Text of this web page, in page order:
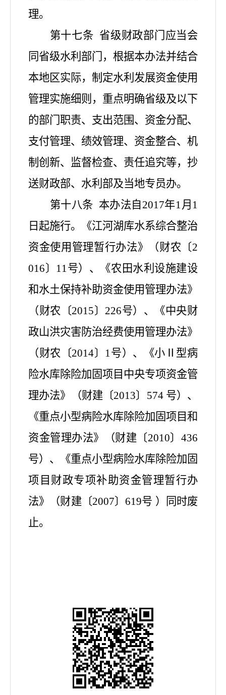
理。
第十七条 省级财政部门应当会
同省级水利部门，根据本办法并结合
本地区实际，制定水利发展资金使用
管理实施细则，重点明确省级及以下
的部门职责、 支出范围、 资金分配、
支付管理、 绩效管理、资金整合、机
制创新、监督检查、责任追究等，抄
送财政部、水利部及当地专员办。
第十八条 本办法自 2017年1月1
日起施行。《江河湖库水系综合整治
资金使用管理暂行办法》（财农〔2
016〕11号）、《农田水利设施建设
和水土保持补助资金使用管理办法》
（财农〔2015〕226号）、《中央财
政山洪灾害防治经费使用管理办法》
（财农〔2014〕1号）、
《小 Ⅱ型病
险水库除险加固项目中央专项资金管
理办法》（财建 〔2013〕 574 号）、
《重点小型病险水库除险加固项目和
资金管理办法》（财建〔2010〕436
号）、《重点小型病险水库除险加固
项目财政专项补助资金管理暂行办
法》（财建〔2007〕619号 ）
同时废
止。